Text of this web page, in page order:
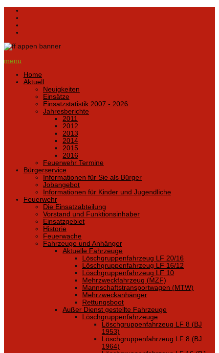
menu
Home
Aktuell
Neuigkeiten
Einsätze
Einsatzstatistik 2007 - 2026
Jahresberichte
2011
2012
2013
2014
2015
2016
Feuerwehr Termine
Bürgerservice
Informationen für Sie als Bürger
Jobangebot
Informationen für Kinder und Jugendliche
Feuerwehr
Die Einsatzabteilung
Vorstand und Funktionsinhaber
Einsatzgebiet
Historie
Feuerwache
Fahrzeuge und Anhänger
Aktuelle Fahrzeuge
Löschgruppenfahrzeug LF 20/16
Löschgruppenfahrzeug LF 16/12
Löschgruppenfahrzeug LF 10
Mehrzweckfahrzeug (MZF)
Mannschaftstransportwagen (MTW)
Mehrzweckanhänger
Rettungsboot
Außer Dienst gestellte Fahrzeuge
Löschgruppenfahrzeuge
Löschgruppenfahrzeug LF 8 (BJ
1953)
Löschgruppenfahrzeug LF 8 (BJ
1964)